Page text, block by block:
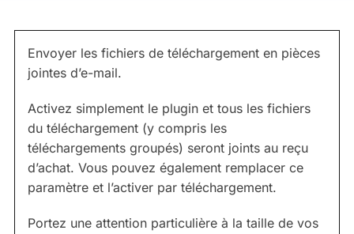
Envoyer les fichiers de téléchargement en pièces
jointes d’e-mail.
Activez simplement le plugin et tous les fichiers
du téléchargement (y compris les
téléchargements groupés) seront joints au reçu
d’achat. Vous pouvez également remplacer ce
paramètre et l’activer par téléchargement.
Portez une attention particulière à la taille de vos